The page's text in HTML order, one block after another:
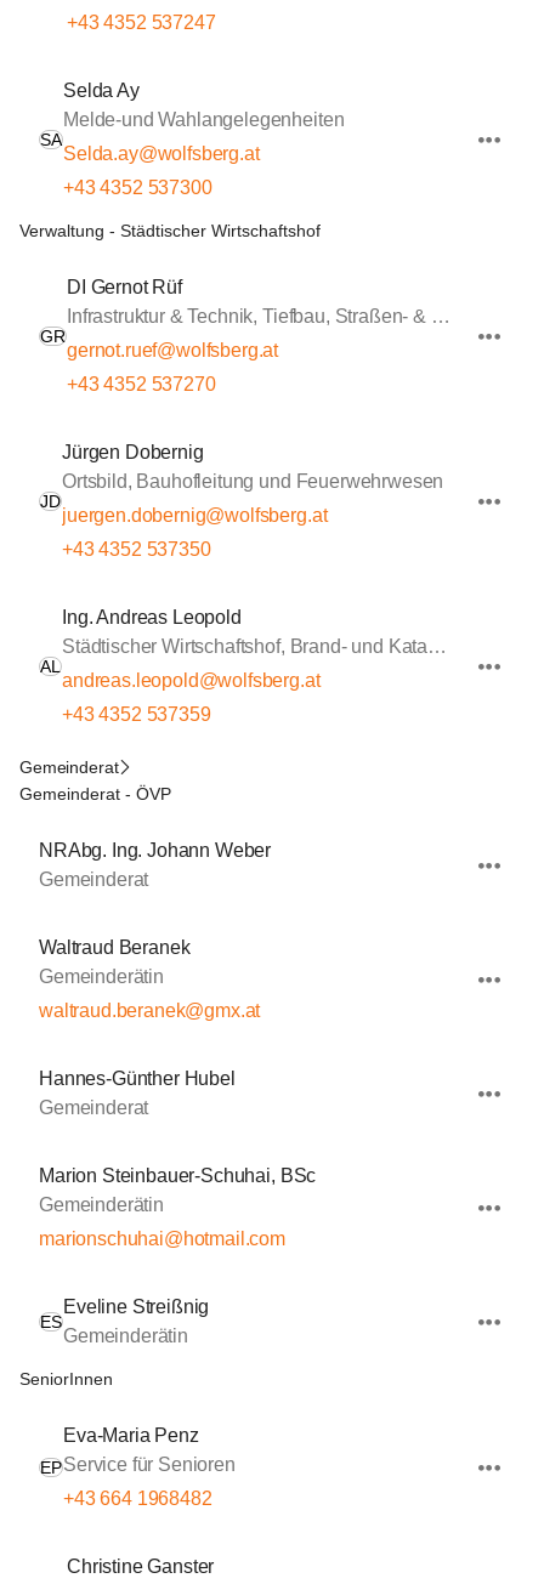
+43 4352 537247
SA
Selda Ay
Melde-und Wahlangelegenheiten
Selda.ay@wolfsberg.at
+43 4352 537300
Verwaltung - Städtischer Wirtschaftshof
GR
DI Gernot Rüf
Infrastruktur & Technik, Tiefbau, Straßen- & Wasserbau
gernot.ruef@wolfsberg.at
+43 4352 537270
JD
Jürgen Dobernig
Ortsbild, Bauhofleitung und Feuerwehrwesen
juergen.dobernig@wolfsberg.at
+43 4352 537350
AL
Ing. Andreas Leopold
Städtischer Wirtschaftshof, Brand- und Katastrophenschutz, Sportstätten
andreas.leopold@wolfsberg.at
+43 4352 537359
Gemeinderat
Gemeinderat - ÖVP
NRAbg. Ing. Johann Weber
Gemeinderat
Waltraud Beranek
Gemeinderätin
waltraud.beranek@gmx.at
Hannes-Günther Hubel
Gemeinderat
Marion Steinbauer-Schuhai, BSc
Gemeinderätin
marionschuhai@hotmail.com
ES
Eveline Streißnig
Gemeinderätin
SeniorInnen
EP
Eva-Maria Penz
Service für Senioren
+43 664 1968482
Christine Ganster